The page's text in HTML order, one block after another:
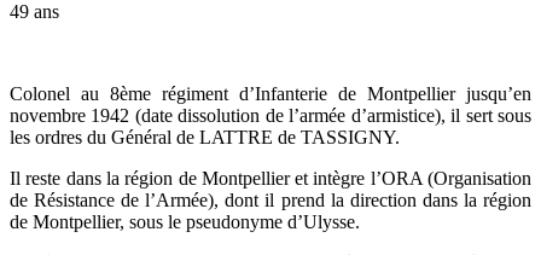
49 ans
Colonel au 8ème régiment d’Infanterie de Montpellier jusqu’en
novembre 1942 (date dissolution de l’armée d’armistice), il sert sous
les ordres du Général de LATTRE de TASSIGNY.
Il reste dans la région de Montpellier et intègre l’ORA (Organisation
de Résistance de l’Armée), dont il prend la direction dans la région
de Montpellier, sous le pseudonyme d’Ulysse.